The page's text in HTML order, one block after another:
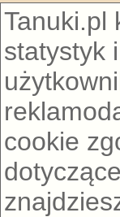
Tanuki.pl
statystyk
cookie